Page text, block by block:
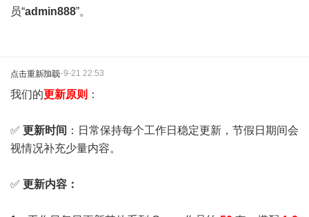
员“admin888”。
点击重新加载2025-9-21 22:53
我们的更新原则 ：
✅ 更新时间 ：日常保持每个工作日稳定更新，节假日期间会
视情况补充少量内容。
✅ 更新内容：